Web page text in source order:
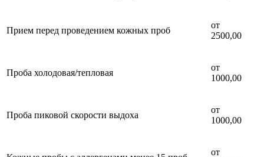
Прием перед проведением кожных проб
от
2500,00
Проба холодовая/тепловая
от
1000,00
Проба пиковой скорости выдоха
от
1000,00
от